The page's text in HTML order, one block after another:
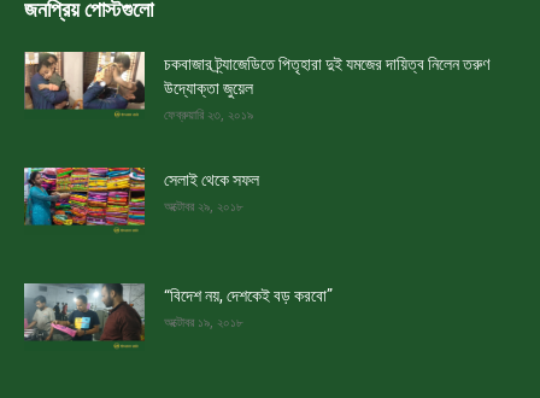
জনপ্রিয় পোস্টগুলো
চকবাজার ট্র্যাজেডিতে পিতৃহারা দুই যমজের দায়িত্ব নিলেন তরুণ
উদ্যোক্তা জুয়েল
ফেব্রুয়ারি ২৩, ২০১৯
সেলাই থেকে সফল
অক্টোবর ২৯, ২০১৮
“বিদেশ নয়, দেশকেই বড় করবো”
অক্টোবর ১৯, ২০১৮